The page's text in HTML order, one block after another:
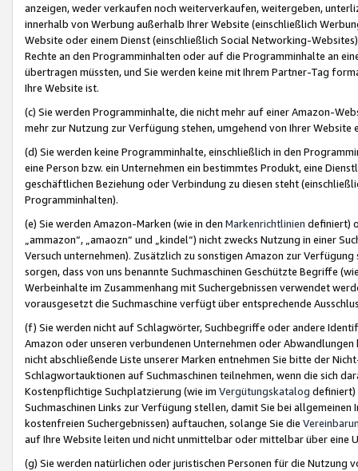
anzeigen, weder verkaufen noch weiterverkaufen, weitergeben,
innerhalb von Werbung außerhalb Ihrer Website (einschließlich
Website oder einem Dienst (einschließlich Social Networking-
Rechte an den Programminhalten oder auf die Programminhalte an
übertragen müssten, und Sie werden keine mit Ihrem Partner-Tag
Ihre Website ist.
(c) Sie werden Programminhalte, die nicht mehr auf einer Amazon-
mehr zur Nutzung zur Verfügung stehen, umgehend von Ihrer
(d) Sie werden keine Programminhalte, einschließlich in den
eine Person bzw. ein Unternehmen ein bestimmtes Produkt, eine
geschäftlichen Beziehung oder Verbindung zu diesen steht
Programminhalten).
(e) Sie werden Amazon-Marken (wie in den Markenrichtlinien definiert)
„ammazon“, „amaozn“ und „kindel“) nicht zwecks Nutzung in einer
Versuch unternehmen). Zusätzlich zu sonstigen Amazon zur
sorgen, dass von uns benannte Suchmaschinen Geschützte Begriffe
Werbeinhalte im Zusammenhang mit Suchergebnissen verwendet
vorausgesetzt die Suchmaschine verfügt über entsprechende
(f) Sie werden nicht auf Schlagwörter, Suchbegriffe oder andere
Amazon oder unseren verbundenen Unternehmen oder
nicht abschließende Liste unserer Marken entnehmen Sie bitte der
Schlagwortauktionen auf Suchmaschinen teilnehmen, wenn die sich
Kostenpflichtige Suchplatzierung (wie im Vergütungskatalog definiert)
Suchmaschinen Links zur Verfügung stellen, damit Sie bei
kostenfreien Suchergebnissen) auftauchen, solange Sie die
auf Ihre Website leiten und nicht unmittelbar oder mittelbar über eine
(g) Sie werden natürlichen oder juristischen Personen für die Nutzung